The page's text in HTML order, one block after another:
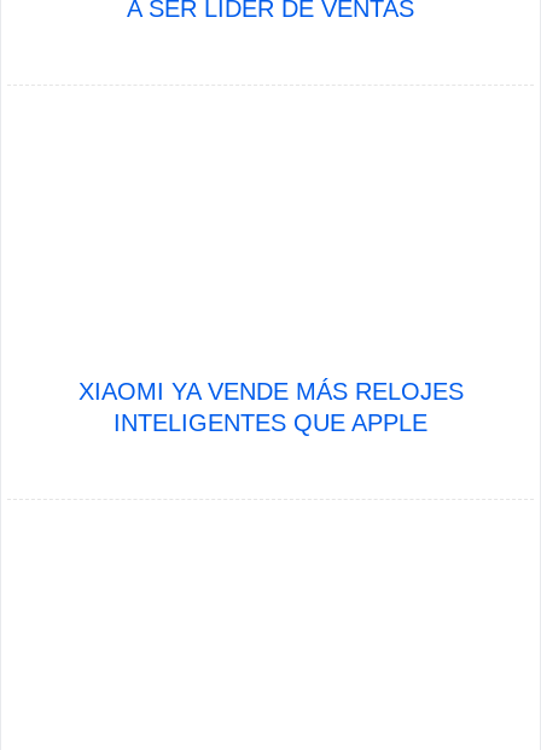
A SER LÍDER DE VENTAS
XIAOMI YA VENDE MÁS RELOJES
INTELIGENTES QUE APPLE